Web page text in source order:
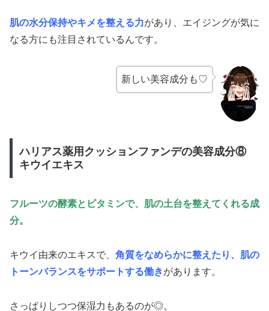
肌の水分保持やキメを整える力があり、エイジングが気に
なる方にも注目されているんです。
新しい美容成分も♡
ハリアス薬用クッションファンデの美容成分⑧
キウイエキス
フルーツの酵素とビタミンで、肌の土台を整えてくれる成
分。
キウイ由来のエキスで、 角質をなめらかに整えたり、肌の
トーンバランスをサポートする働きがあります。
さっぱりしつつ保湿力もあるのが◎。